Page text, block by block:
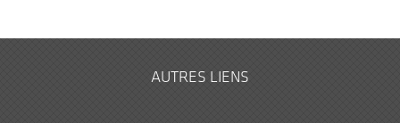
AUTRES LIENS